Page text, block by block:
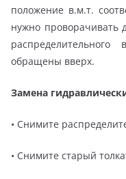
положение в.м.т.
нужно проворачивать
обращены вверх.
Замена
• Снимите
• Снимите старый